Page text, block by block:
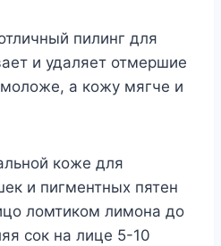
пилинг для
и удаляет отмершие
а кожу мягче и
коже для
и пигментных пятен
ломтиком лимона до
сок на лице 5-10